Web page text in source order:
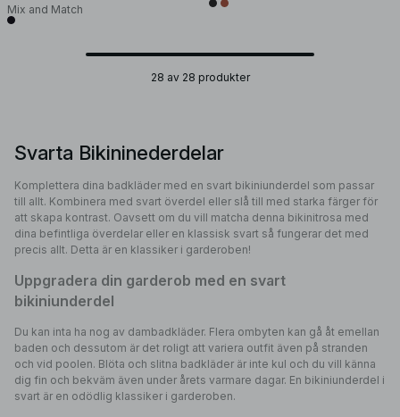
Mix and Match
28 av 28 produkter
Svarta Bikininederdelar
Komplettera dina badkläder med en svart bikiniunderdel som passar
till allt. Kombinera med svart överdel eller slå till med starka färger för
att skapa kontrast. Oavsett om du vill matcha denna bikinitrosa med
dina befintliga överdelar eller en klassisk svart så fungerar det med
precis allt. Detta är en klassiker i garderoben!
Uppgradera din garderob med en svart
bikiniunderdel
Du kan inta ha nog av dambadkläder. Flera ombyten kan gå åt emellan
baden och dessutom är det roligt att variera outfit även på stranden
och vid poolen. Blöta och slitna badkläder är inte kul och du vill känna
dig fin och bekväm även under årets varmare dagar. En bikiniunderdel i
svart är en odödlig klassiker i garderoben.